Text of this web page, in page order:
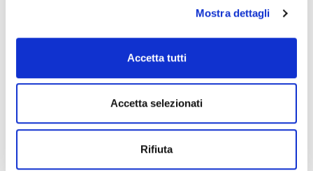
Mostra dettagli
Accetta tutti
Accetta selezionati
Rifiuta
MegaGame Land
Il mondo di Erick e Dominick
Scopri di più